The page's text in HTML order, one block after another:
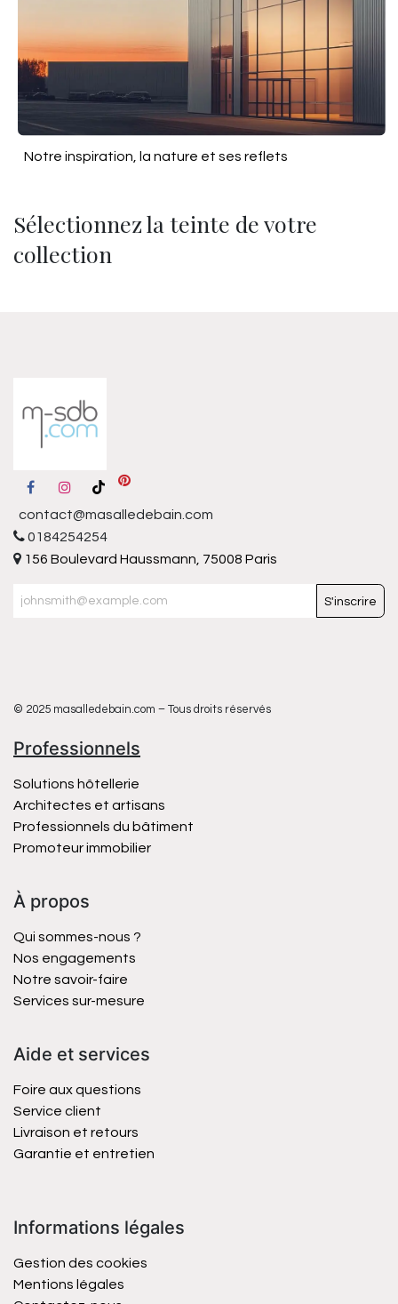
Sélectionnez la teinte de votre
collection
Notre inspiration, la nature et ses reflets
contact@masalledebain.com
0184254254
156 Boulevard Haussmann, 75008 Paris
S'inscrire
© 2025 masalledebain.com – Tous droits réservés
Professionnels
Solutions hôtellerie
Architectes et artisans
Professionnels du bâtiment
Promoteur immobilier
À propos
Qui sommes-nous ?
Nos engagements
Notre savoir-faire
Services sur-mesure
Aide et services
Foire aux questions
Service client
Livraison et retours
Garantie et entretien
Informations légales
Gestion des cookies
Mentions légales